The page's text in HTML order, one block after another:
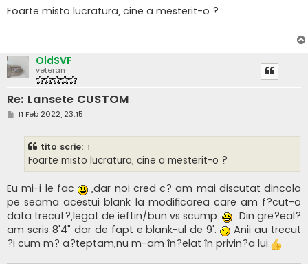
s
a
Foarte misto lucratura, cine a mesterit-o ?
OldSVF
veteran
Re: Lansete CUSTOM
M
11 Feb 2022, 23:15
tito scrie: ↑
Foarte misto lucratura, cine a mesterit-o ?
Eu mi-i le fac
,dar noi cred c? am mai discutat dincolo
pe seama acestui blank la modificarea care am f?cut-o
data trecut?,legat de ieftin/bun vs scump.
..Din gre?eal?
am scris 8'4" dar de fapt e blank-ul de 9'.
Anii au trecut
?i cum m? a?teptam,nu m-am în?elat în privin?a lui.